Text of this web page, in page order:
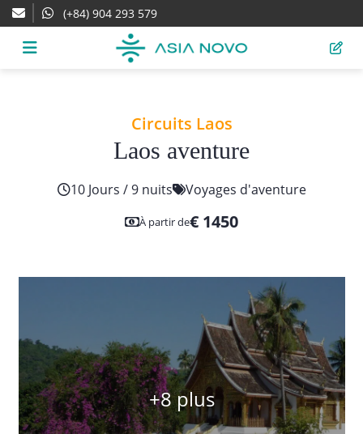
(+84) 904 293 579
Circuits Laos
Laos aventure
10 Jours / 9 nuits Voyages d'aventure
À partir de€ 1450
+8 plus